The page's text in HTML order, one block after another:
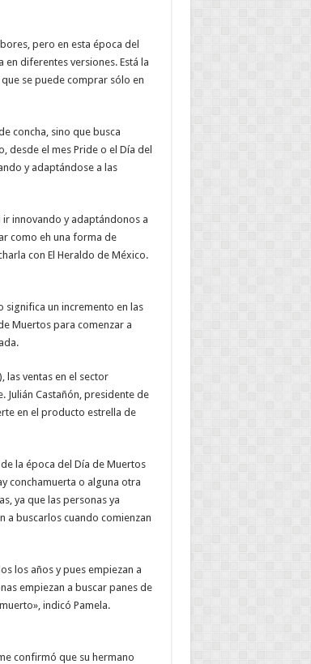
pero en esta época del
diferentes versiones. Está la
se puede comprar sólo en
concha, sino que busca
desde el mes Pride o el Día del
y adaptándose a las
innovando y adaptándonos a
como eh una forma de
con El Heraldo de México.
significa un incremento en las
Muertos para comenzar a
las ventas en el sector
Julián Castañón, presidente de
en el producto estrella de
la época del Día de Muertos
conchamuerta o alguna otra
ya que las personas ya
a buscarlos cuando comienzan
los años y pues empiezan a
empiezan a buscar panes de
indicó Pamela.
confirmó que su hermano